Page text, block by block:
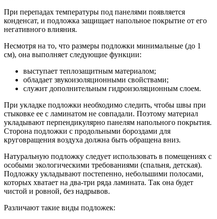
При перепадах температуры под панелями появляется
конденсат, и подложка защищает напольное покрытие от его
негативного влияния.
Несмотря на то, что размеры подложки минимальные (до 1
см), она выполняет следующие функции:
выступает теплозащитным материалом;
обладает звукоизоляционными свойствами;
служит дополнительным гидроизоляционным слоем.
При укладке подложки необходимо следить, чтобы швы при
стыковке ее с ламинатом не совпадали. Поэтому материал
укладывают перпендикулярно панелям напольного покрытия.
Сторона подложки с продольными бороздами для
круговращения воздуха должна быть обращена вниз.
Натуральную подложку следует использовать в помещениях с
особыми экологическими требованиями (спальня, детская).
Подложку укладывают постепенно, небольшими полосами,
которых хватает на два-три ряда ламината. Так она будет
чистой и ровной, без надрывов.
Различают такие виды подложек: